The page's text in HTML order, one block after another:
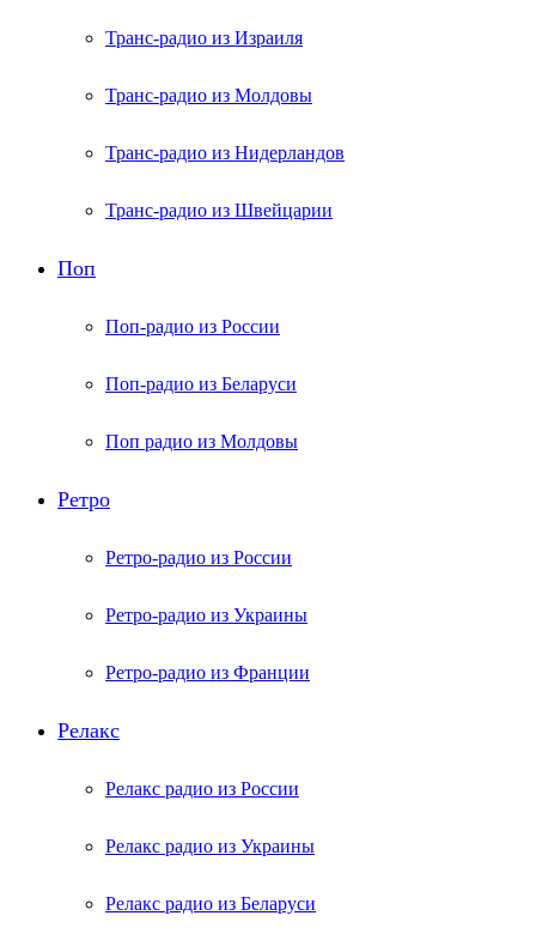
Транс-радио из Израиля
Транс-радио из Молдовы
Транс-радио из Нидерландов
Транс-радио из Швейцарии
Поп
Поп-радио из России
Поп-радио из Беларуси
Поп радио из Молдовы
Ретро
Ретро-радио из России
Ретро-радио из Украины
Ретро-радио из Франции
Релакс
Релакс радио из России
Релакс радио из Украины
Релакс радио из Беларуси